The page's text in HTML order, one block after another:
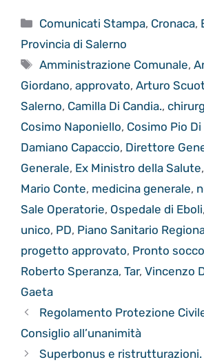
Categorie
Comunicati Stampa, Cronaca,
Provincia di Salerno
Tag
Amministrazione Comunale,
Giordano, approvato, Arturo
Salerno, Camilla Di Candia.,
Cosimo Naponiello, Cosimo Pio
Damiano Capaccio, Direttore
Generale, Ex Ministro della Salute,
Mario Conte, medicina generale,
Sale Operatorie, Ospedale di Eboli,
unico, PD, Piano Sanitario
progetto approvato, Pronto
Roberto Speranza, Tar, Vincenzo
Gaeta
Regolamento Protezione
Consiglio all’unanimità
Superbonus e ristrutturazioni.